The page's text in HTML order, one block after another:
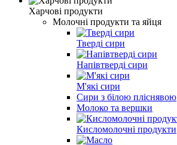
Харчові продукти
Молочні продукти та яйця
Тверді сири
Напівтверді сири
М'які сири
Сири з білою пліснявою
Молоко та вершки
Кисломолочні продукти